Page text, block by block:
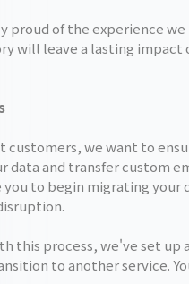
proud of the experience
will leave a lasting
customers, we want to
data and transfer custom
to begin migrating your
this process, we've set
to another service.